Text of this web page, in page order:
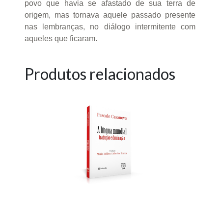
povo que havia se afastado de sua terra de
origem, mas tornava aquele passado presente
nas lembranças, no diálogo intermitente com
aqueles que ficaram.
Produtos relacionados